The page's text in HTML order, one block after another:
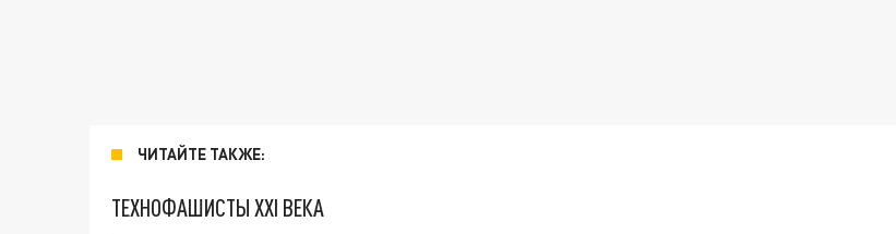
ЧИТАЙТЕ ТАКЖЕ:
ТЕХНОФАШИСТЫ XXI ВЕКА